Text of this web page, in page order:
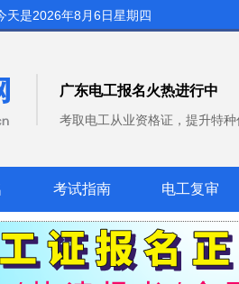
天是2026年8月6日星期四
广东电工报名火热进行中
考取电工从业资格证，提升特
考试指南 电工复审